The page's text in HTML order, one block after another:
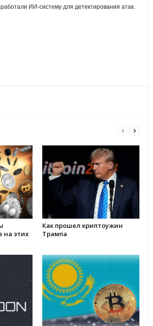
ИИ-систему для детектирования атак.
на этих
Как прошел криптоужин
Трампа